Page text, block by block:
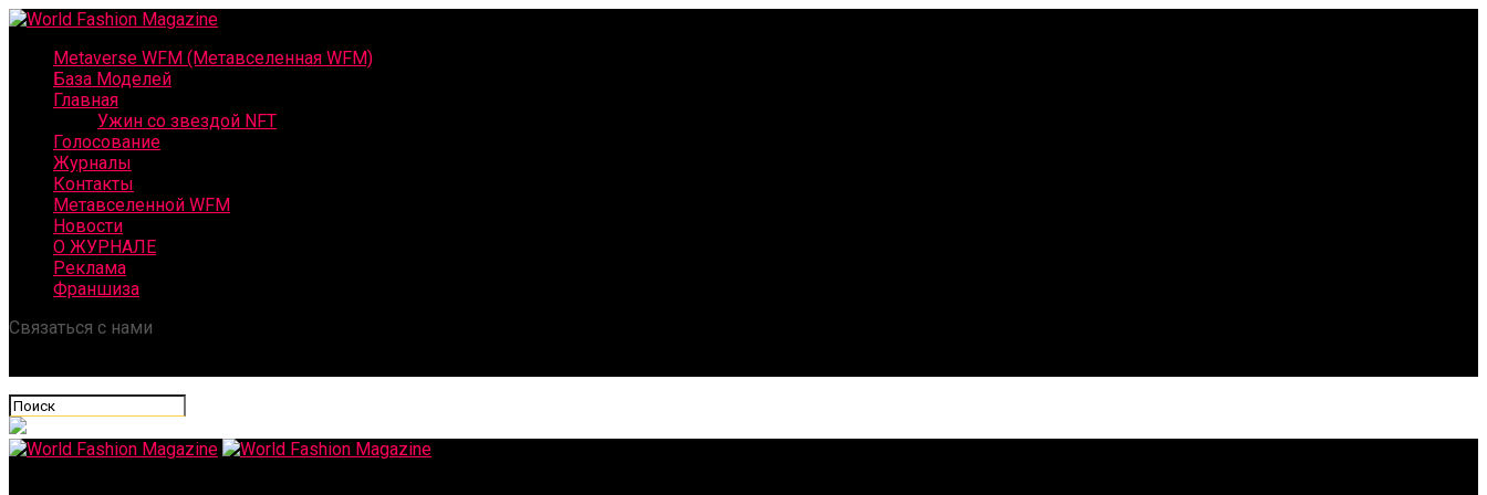
Metaverse WFM (Метавселенная WFM)
База Моделей
Главная
Ужин со звездой NFT
Голосование
Журналы
Контакты
Метавселенной WFM
Новости
О ЖУРНАЛЕ
Реклама
Франшиза
Связаться с нами